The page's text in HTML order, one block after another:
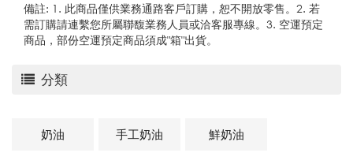
分類
奶油 手工奶油 鮮奶油
備註: 1. 此商品僅供業務通路客戶訂購，恕不開放零售。2. 若
需訂購請連繫您所屬聯馥業務人員或洽客服專線。3. 空運預定
商品，部份空運預定商品須成"箱"出貨。